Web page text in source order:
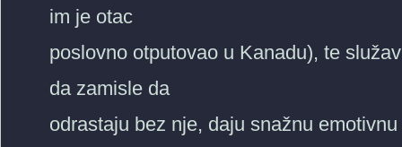
im je otac
poslovno otputovao u Kanadu), te
da zamisle da
odrastaju bez nje, daju snažnu